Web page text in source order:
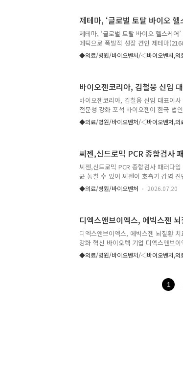
심 경쟁력으로 꼽히는 신속한 데이터
AI 데이터센터와 반도체 분야를 미래
사업과의 균형 있는 사업 포트폴리오
제테마, ‘글로벌 토탈 바이오 헬
제테마, ‘글로벌 토탈 바이오 헬스케어
메틱으로 폭발적 성장 견인 제테마
업’으로의 도약을 선언하며, 글로벌 메
비티(Longevity)를 아우르는 미래 성
오 신사업으로 포트폴리오를 확장하겠
제테마는 기존 사업의 틀을 깨고 '메디
기업으로의 도약'이라는 새로운 비전
◆의료/병원/바이오벤처/◁바이오벤처,의
바이오젠코리아, 김철웅 신임
바이오젠코리아, 김철웅 신임 대표이
전문성 강화 포석 바이오젠이 한국 법
시장의 독보적인 전문가인 김철웅 신
며, 국내 환자 접근성 및 전문성 강화
를 가할 계획이다. 김 대표는 국내외 제
트폴리오를 이끌어 온 전문가다. 한국
를 역임하며 미충족 수요가 높은 극희
한 프로그..
◆의료/병원/바이오벤처/◁바이오벤처,의
씨젠,신드로믹 PCR 종합검사
씨젠,신드로믹 PCR 종합검사 패러다
균 놓칠 수 있어 씨젠이 호흡기 감염 진
서 바이러스와 폐렴균을 동시에 확인하
해야 한다며 글로벌 백만 임상연구
월) PCR 검사 데이터를 분석한 결과,
당수에서 바이러스와 폐렴균이 동시에
일 밝혔다. 이번 분석 결과, 바이러스
◆의료/병원/바이오벤처 2026.07.20
디엑스앤브이엑스, 에빅스젠
디엑스앤브이엑스, 에빅스젠 뇌질환
강화 혁신 바이오텍 기업 디엑스앤브
있는 바이오기업 에빅스젠의 ACP 플
허 등록됐다고 16일 밝혔다. 이번 특허
권리를 확보하며 주요 해외 시장에서
재 다른 주요 국가에서도 관련 특허 심
◆의료/병원/바이오벤처/◁바이오벤처,의
1